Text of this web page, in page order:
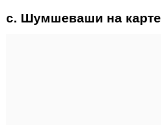
с. Шумшеваши на карте